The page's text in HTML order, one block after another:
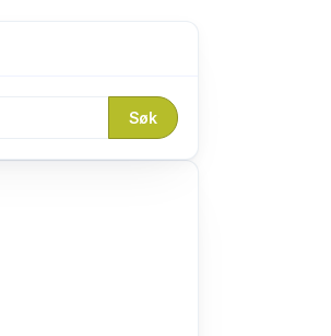
Søk